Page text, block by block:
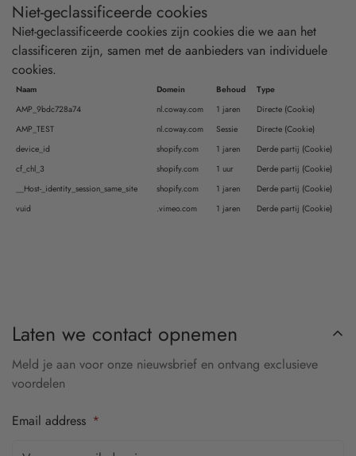
Niet-geclassificeerde cookies
Niet-geclassificeerde cookies zijn cookies die we aan het
classificeren zijn, samen met de aanbieders van individuele
cookies.
Naam Domein Behoud
Type
AMP_9bdc728a74
nl.coway.com 1 jaren
Directe (Cookie)
AMP_TEST
nl.coway.com Sessie
Directe (Cookie)
device_id
shopify.com 1 jaren
Derde partij (Cookie)
cf_chl_3
shopify.com 1 uur
Derde partij (Cookie)
__Host-_identity_session_same_site
shopify.com 1 jaren
Derde partij (Cookie)
vuid
.vimeo.com 1 jaren Derde partij (Cookie)
Laten we contact opnemen
Meld je aan voor onze nieuwsbrief en ontvang exclusieve
voordelen
Email address *